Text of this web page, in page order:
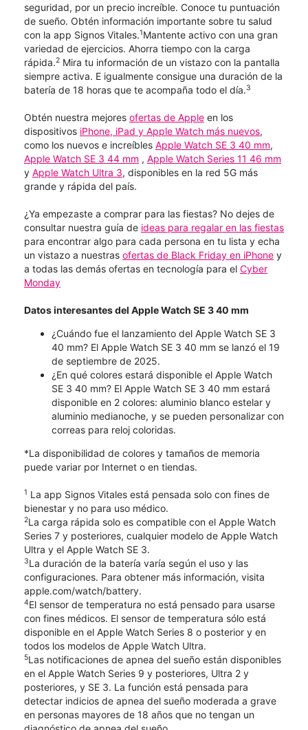
seguridad, por un precio increíble. Conoce tu puntuación
de sueño. Obtén información importante sobre tu salud
con la app Signos Vitales.1Mantente activo con una gran
variedad de ejercicios. Ahorra tiempo con la carga
rápida.2 Mira tu información de un vistazo con la pantalla
siempre activa. E igualmente consigue una duración de la
batería de 18 horas que te acompaña todo el día.3
Obtén nuestra mejores ofertas de Apple en los
dispositivos iPhone, iPad y Apple Watch más nuevos,
como los nuevos e increíbles Apple Watch SE 3 40 mm,
Apple Watch SE 3 44 mm , Apple Watch Series 11 46 mm
y Apple Watch Ultra 3, disponibles en la red 5G más
grande y rápida del país.
¿Ya empezaste a comprar para las fiestas? No dejes de
consultar nuestra guía de ideas para regalar en las fiestas
para encontrar algo para cada persona en tu lista y echa
un vistazo a nuestras ofertas de Black Friday en iPhone y
a todas las demás ofertas en tecnología para el Cyber
Monday
Datos interesantes del Apple Watch SE 3 40 mm
¿Cuándo fue el lanzamiento del Apple Watch SE 3
40 mm? El Apple Watch SE 3 40 mm se lanzó el 19
de septiembre de 2025.
¿En qué colores estará disponible el Apple Watch
SE 3 40 mm? El Apple Watch SE 3 40 mm estará
disponible en 2 colores: aluminio blanco estelar y
aluminio medianoche, y se pueden personalizar con
correas para reloj coloridas.
*La disponibilidad de colores y tamaños de memoria
puede variar por Internet o en tiendas.
1 La app Signos Vitales está pensada solo con fines de
bienestar y no para uso médico.
2La carga rápida solo es compatible con el Apple Watch
Series 7 y posteriores, cualquier modelo de Apple Watch
Ultra y el Apple Watch SE 3.
3La duración de la batería varía según el uso y las
configuraciones. Para obtener más información, visita
apple.com/watch/battery.
4El sensor de temperatura no está pensado para usarse
con fines médicos. El sensor de temperatura sólo está
disponible en el Apple Watch Series 8 o posterior y en
todos los modelos de Apple Watch Ultra.
5Las notificaciones de apnea del sueño están disponibles
en el Apple Watch Series 9 y posteriores, Ultra 2 y
posteriores, y SE 3. La función está pensada para
detectar indicios de apnea del sueño moderada a grave
en personas mayores de 18 años que no tengan un